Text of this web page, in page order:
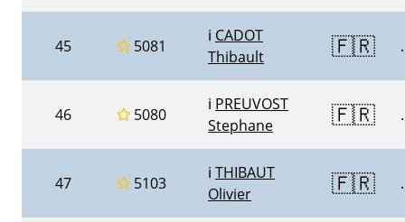
45 5081
ℹ️ CADOT
Thibault
🇫🇷 .
46 5080
ℹ️ PREUVOST
Stephane
🇫🇷 .
47 5103
ℹ️ THIBAUT
Olivier
🇫🇷 .